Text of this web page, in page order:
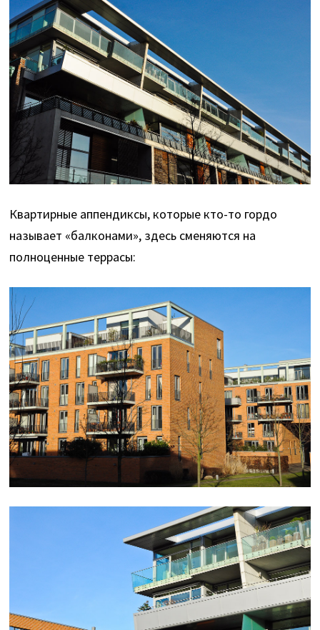
Квартирные аппендиксы, которые кто-то гордо
называет «балконами», здесь сменяются на
полноценные террасы: